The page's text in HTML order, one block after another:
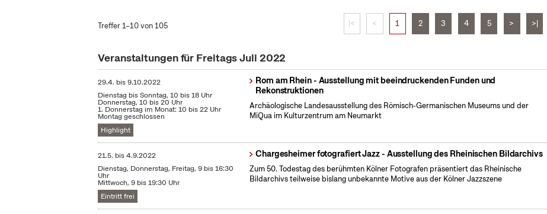
Treffer 1–10 von 105 |< < 1 2 3 4 5 > >|
Veranstaltungen für Freitags Juli 2022
29.4. bis9.10.2022
Dienstag bis Sonntag, 10 bis 18 Uhr
Donnerstag, 10 bis 20 Uhr
1. Donnerstag im Monat: 10 bis 22 Uhr
Montag geschlossen
Highlight
Rom am Rhein - Ausstellung mit beeindruckenden Funden und
Rekonstruktionen
Archäologische Landesausstellung des Römisch-Germanischen Museums und der
MiQua im Kulturzentrum am Neumarkt
21.5. bis4.9.2022
Dienstag, Donnerstag, Freitag, 9 bis 16:30
Uhr
Mittwoch, 9 bis 19:30 Uhr
Eintritt frei
Chargesheimer fotografiert Jazz - Ausstellung des Rheinischen Bildarchivs
Zum 50. Todestag des berühmten Kölner Fotografen präsentiert das Rheinische
Bildarchivs teilweise bislang unbekannte Motive aus der Kölner Jazzszene